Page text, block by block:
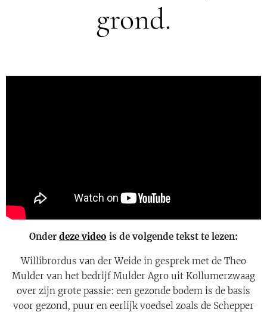
grond.
Onder deze video is de volgende tekst te lezen:
Willibrordus van der Weide in gesprek met de Theo
Mulder van het bedrijf Mulder Agro uit Kollumerzwaag
over zijn grote passie: een gezonde bodem is de basis
voor gezond, puur en eerlijk voedsel zoals de Schepper